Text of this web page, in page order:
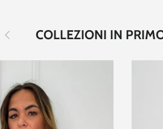
Indietro COLLEZIONI IN